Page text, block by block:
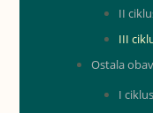
II
III
Ostala
I